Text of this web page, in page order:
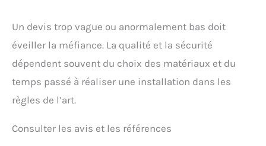
Un devis trop vague ou anormalement bas doit
éveiller la méfiance. La qualité et la sécurité
dépendent souvent du choix des matériaux et du
temps passé à réaliser une installation dans les
règles de l’art.
Consulter les avis et les références